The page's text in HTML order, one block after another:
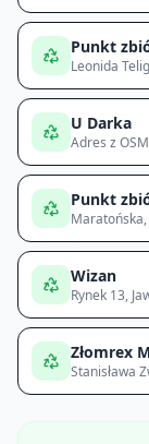
Punkt
Leonida
U Darka
Adres z OSM
Punkt
Maratońska
Wizan
Rynek 13,
Złomrex
Stanisława